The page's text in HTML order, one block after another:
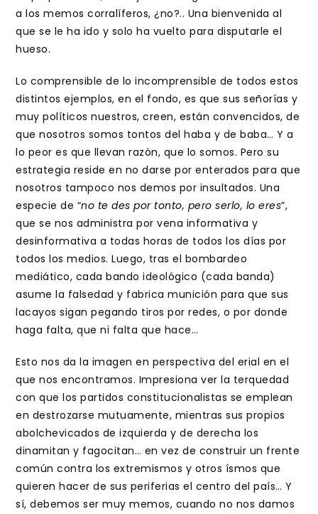
a los memos corralíferos, ¿no?.. Una bienvenida al
que se le ha ido y solo ha vuelto para disputarle el
hueso.
Lo comprensible de lo incomprensible de todos estos
distintos ejemplos, en el fondo, es que sus señorías y
muy políticos nuestros, creen, están convencidos, de
que nosotros somos tontos del haba y de baba… Y a
lo peor es que llevan razón, que lo somos. Pero su
estrategia reside en no darse por enterados para que
nosotros tampoco nos demos por insultados. Una
especie de “no te des por tonto, pero serlo, lo eres”,
que se nos administra por vena informativa y
desinformativa a todas horas de todos los días por
todos los medios. Luego, tras el bombardeo
mediático, cada bando ideológico (cada banda)
asume la falsedad y fabrica munición para que sus
lacayos sigan pegando tiros por redes, o por donde
haga falta, que ni falta que hace…
Esto nos da la imagen en perspectiva del erial en el
que nos encontramos. Impresiona ver la terquedad
con que los partidos constitucionalistas se emplean
en destrozarse mutuamente, mientras sus propios
abolchevicados de izquierda y de derecha los
dinamitan y fagocitan… en vez de construir un frente
común contra los extremismos y otros ísmos que
quieren hacer de sus periferias el centro del país… Y
sí, debemos ser muy memos, cuando no nos damos